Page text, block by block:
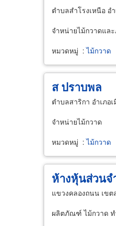
ตำบลสำโรงเหนือ อ
จำหน่ายไม้กวาดแล
หมวดหมู่ :ไม้กวาด
ส ปราบพล
ตำบลสาริกา อำเภอ
จำหน่ายไม้กวาด
หมวดหมู่ :ไม้กวาด
ห้างหุ้นส่วน
แขวงคลองถนน เขต
ผลิตภัณฑ์ ไม้กวาด ท